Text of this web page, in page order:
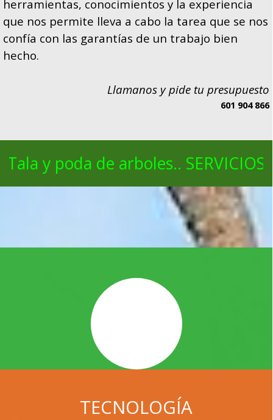
herramientas, conocimientos y la experiencia
que nos permite lleva a cabo la tarea que se nos
confía con las garantías de un trabajo bien
hecho.
Llamanos y pide tu presupuesto
601 904 866
Tala y poda de arboles.. SERVICIOS
TECNOLOGÍA